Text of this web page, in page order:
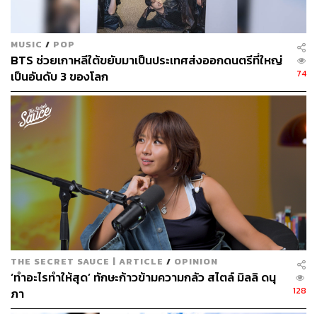
ไม่ได้ออกอากาศ ก็เพราะเกิดประเด็นการล่วงละเมิดทางเพศ
ระหว่างผู้ช่วยผู้กำกับและหนึ่งในทีมนักเขียนบท ซึ่งการไม่ได้
ออกมาแก้ปัญหาอย่างเป็นทางการของทีมผู้สร้าง JS Pictures
ทำให้เรื่องราวบานปลาย จนทำให้ซีรีส์ต้องเลื่อนการออก
อากาศจากเดิมอย่างไม่มีกำหนด
แต่ด้วยกระแสจากซีรีส์ Squid Game
Chimera
ได้รับการพิจารณาออกอากาศในช่วงปลายปีนี้ ซึ่ง
น่าสนใจว่าปัญหาการล่วงละเมิดทางเพศจะส่งผลต่อความ
นิยมของซีรีส์หรือไม่ เมื่อเปรียบเทียบกับซีรีส์
หน้านี้ที่แม้ว่าเรื่องจะลึกลับชวนติดตาม แต่กระแสสังคมก็ไม่
ยอมรับเบื้องหลังที่นักเขียนเคยเป็นหนึ่งในประเด็นล่วงละเมิด
ทางเพศ และทำให้เรตติ้งของซีรีส์ต่ำเตี้ยเรี่ยดิน
Chimeraนำแสดงโดย พัคแฮซู, อีฮีจุน และคิมซูฮยอน กำกับ
ซีรีส์โดย คิมโดฮุน มีทั้งหมด 16 อีพี ออกอากาศทุกวันเสาร์
และอาทิตย์ ออกอากาศอีพีแรกวันที่ 30 ตุลาคมนี้ สำหรับ
แฟนซีรีส์ชาวไทยรับชมได้ทาง Viu Thailand
MUSIC / POP
BTS ช่วยเกาหลีใต้ขยับมาเป็นประเทศส่งออกดนตรีที่ใหญ่
เป็นอันดับ 3 ของโลก
74
THE SECRET SAUCE | ARTICLE / OPINION
‘ทำอะไรทำให้สุด’ ทักษะก้าวข้ามความกลัว สไตล์ มิลลิ ดนุ
ภา
128